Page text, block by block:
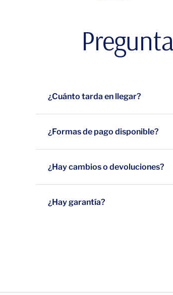
¿Cuánto tarda en llegar?
¿Formas de pago disponible?
¿Hay cambios o devoluciones?
¿Hay garantía?